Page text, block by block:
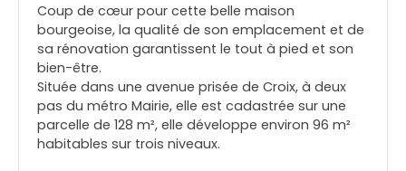
Coup de cœur pour cette belle maison
bourgeoise, la qualité de son emplacement et de
sa rénovation garantissent le tout à pied et son
bien-être.
Située dans une avenue prisée de Croix, à deux
pas du métro Mairie, elle est cadastrée sur une
parcelle de 128 m², elle développe environ 96 m²
habitables sur trois niveaux.